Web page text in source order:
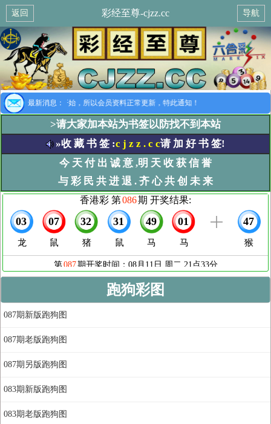
返回 彩经至尊-cjzz.cc 导航
最新消息：
示：8月1日开始，所以会员资料正常更新，特此通知！
>请大家加本站为书签以防找不到本站
»收 藏 书 签 :c j z z . c c请 加 好 书 签!
今 天 付 出 诚 意 ,明 天 收 获 信 誉
与 彩 民 共 进 退 . 齐 心 共 创 未 来
跑狗彩图
087期新版跑狗图
087期老版跑狗图
087期另版跑狗图
083期新版跑狗图
083期老版跑狗图